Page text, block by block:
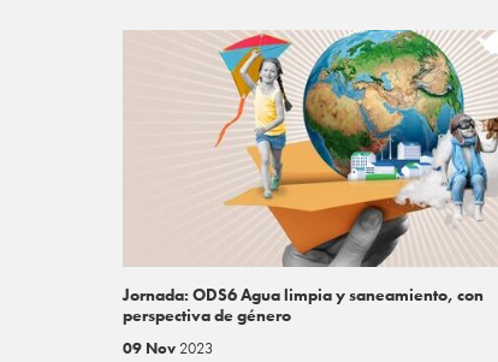
Jornada: ODS6 Agua limpia y saneamiento, con
perspectiva de género
09 Nov 2023